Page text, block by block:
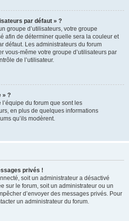
par défaut » ?
groupe d’utilisateurs, votre groupe
afin de déterminer quelle sera la couleur et
défaut. Les administrateurs du forum
vous-même votre groupe d’utilisateurs par
de l’utilisateur.
» ?
du forum que sont les
en plus de quelques informations
qu’ils modèrent.
privés !
soit un administrateur a désactivé
sur le forum, soit un administrateur ou un
d’envoyer des messages privés. Pour
un administrateur du forum.